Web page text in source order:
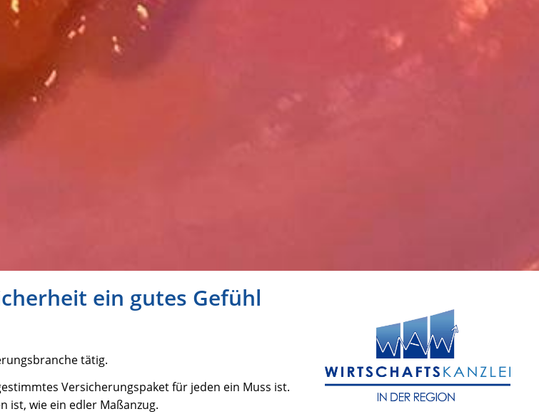
ein gutes Gefühl
tätig.
Versicherungspaket für jeden ein Muss ist.
ist, wie ein edler Maßanzug.